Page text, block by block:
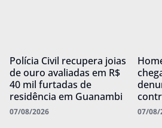
Polícia Civil recupera joias
de ouro avaliadas em R$
40 mil furtadas de
residência em Guanambi
07/08/2026 07/08/